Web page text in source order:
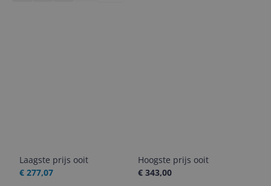
Laagste prijs ooit
€ 277,07
Hoogste prijs ooit
€ 343,00